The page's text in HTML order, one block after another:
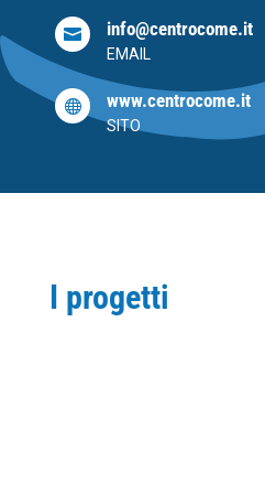
 info@centrocome.it
EMAIL
 www.centrocome.it
SITO
I progetti